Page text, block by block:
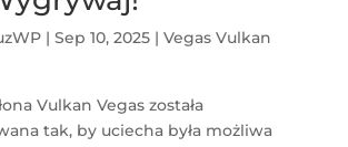
| Sep 10, 2025| Vegas Vulkan
Vulkan Vegas została
tak, by uciecha była możliwa